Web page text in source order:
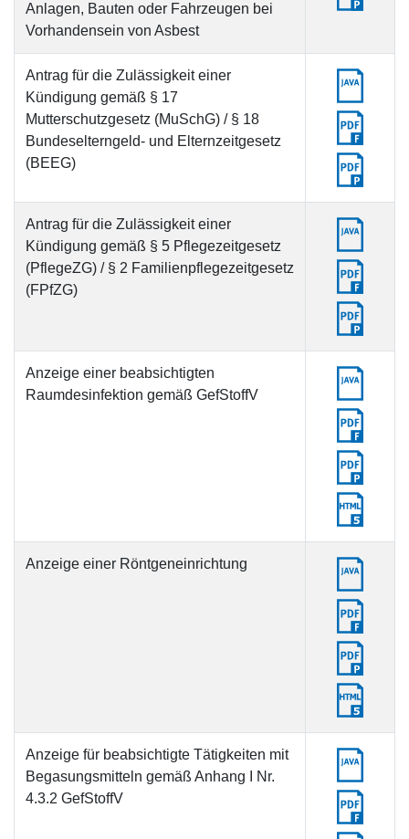
Anlagen, Bauten oder Fahrzeugen bei
Vorhandensein von Asbest
Antrag für die Zulässigkeit einer
Kündigung gemäß § 17
Mutterschutzgesetz (MuSchG) / § 18
Bundeselterngeld- und Elternzeitgesetz
(BEEG)
Antrag für die Zulässigkeit einer
Kündigung gemäß § 5 Pflegezeitgesetz
(PflegeZG) / § 2 Familienpflegezeitgesetz
(FPfZG)
Anzeige einer beabsichtigten
Raumdesinfektion gemäß GefStoffV
Anzeige einer Röntgeneinrichtung
Anzeige für beabsichtigte Tätigkeiten mit
Begasungsmitteln gemäß Anhang I Nr.
4.3.2 GefStoffV